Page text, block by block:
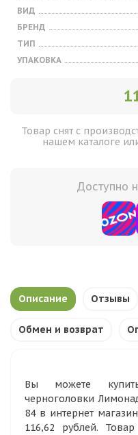
ВИД
БРЕНД
ТИП
УПАКОВКА
Товар снят с
нашем каталоге
Доступно
Описание Отзывы
Обмен и возврат
Вы можете
черноголовки
84 в интернет
116,62 рублей.